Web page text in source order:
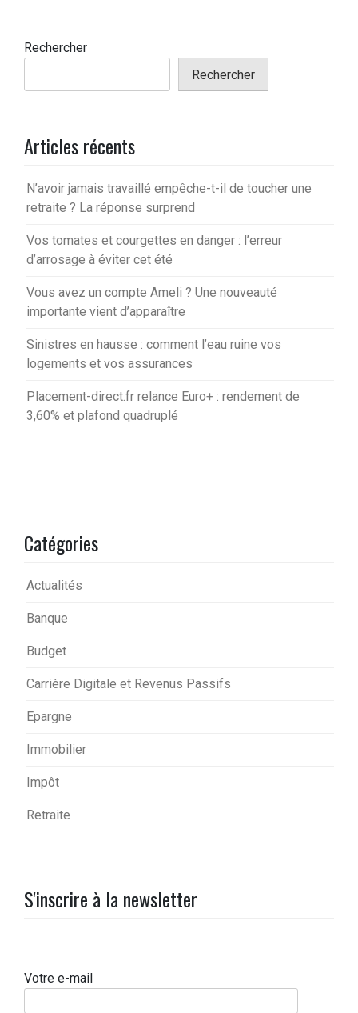
Rechercher
Rechercher
Articles récents
N’avoir jamais travaillé empêche-t-il de toucher une
retraite ? La réponse surprend
Vos tomates et courgettes en danger : l’erreur
d’arrosage à éviter cet été
Vous avez un compte Ameli ? Une nouveauté
importante vient d’apparaître
Sinistres en hausse : comment l’eau ruine vos
logements et vos assurances
Placement-direct.fr relance Euro+ : rendement de
3,60% et plafond quadruplé
Catégories
Actualités
Banque
Budget
Carrière Digitale et Revenus Passifs
Epargne
Immobilier
Impôt
Retraite
S'inscrire à la newsletter
Votre e-mail